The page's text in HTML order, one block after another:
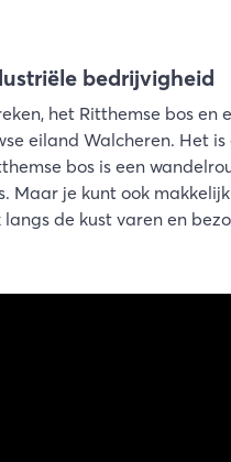
bedrijvigheid
het Ritthemse bos en
eiland Walcheren. Het
bos is een
je kunt ook
de kust varen en